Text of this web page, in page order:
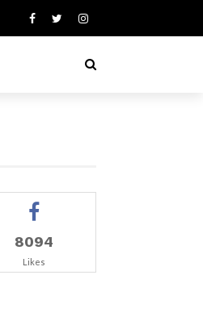
8094
Likes